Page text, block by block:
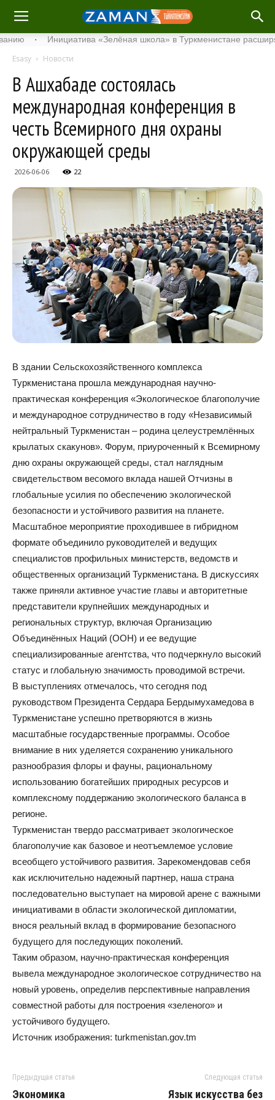
· Инициатива «Зелёная школа» в Туркменистане расширяет
Esasy Новости
В Ашхабаде состоялась
международная конференция в
честь Всемирного дня охраны
окружающей среды
2026-06-06 22
В здании Сельскохозяйственного комплекса
Туркменистана прошла международная научно-
практическая конференция «Экологическое благополучие
и международное сотрудничество в году «Независимый
нейтральный Туркменистан – родина целеустремлённых
крылатых скакунов». Форум, приуроченный к Всемирному
дню охраны окружающей среды, стал наглядным
свидетельством весомого вклада нашей Отчизны в
глобальные усилия по обеспечению экологической
безопасности и устойчивого развития на планете.
Масштабное мероприятие проходившее в гибридном
формате объединило руководителей и ведущих
специалистов профильных министерств, ведомств и
общественных организаций Туркменистана. В дискуссиях
также приняли активное участие главы и авторитетные
представители крупнейших международных и
региональных структур, включая Организацию
Объединённых Наций (ООН) и ее ведущие
специализированные агентства, что подчеркнуло высокий
статус и глобальную значимость проводимой встречи.
В выступлениях отмечалось, что сегодня под
руководством Президента Сердара Бердымухамедова в
Туркменистане успешно претворяются в жизнь
масштабные государственные программы. Особое
внимание в них уделяется сохранению уникального
разнообразия флоры и фауны, рациональному
использованию богатейших природных ресурсов и
комплексному поддержанию экологического баланса в
регионе.
Туркменистан твердо рассматривает экологическое
благополучие как базовое и неотъемлемое условие
всеобщего устойчивого развития. Зарекомендовав себя
как исключительно надежный партнер, наша страна
последовательно выступает на мировой арене с важными
инициативами в области экологической дипломатии,
внося реальный вклад в формирование безопасного
будущего для последующих поколений.
Таким образом, научно-практическая конференция
вывела международное экологическое сотрудничество на
новый уровень, определив перспективные направления
совместной работы для построения «зеленого» и
устойчивого будущего.
Источник изображения: turkmenistan.gov.tm
Предыдущая статья
Экономика
Следующая статья
Язык искусства без